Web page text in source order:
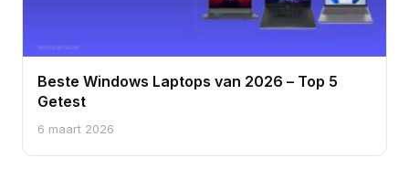
Beste Windows Laptops van 2026 – Top 5
Getest
6 maart 2026